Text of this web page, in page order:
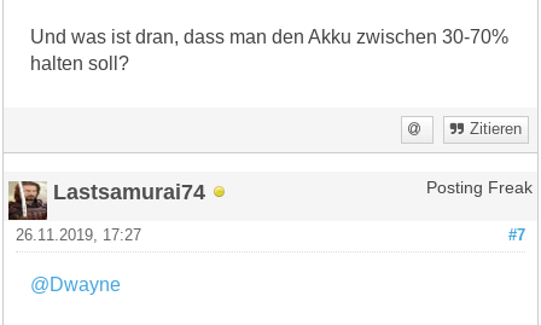
Und was ist dran, dass man den Akku zwischen 30-70%
halten soll?
Zitieren
Lastsamurai74 Posting Freak
#7
26.11.2019, 17:27
@Dwayne